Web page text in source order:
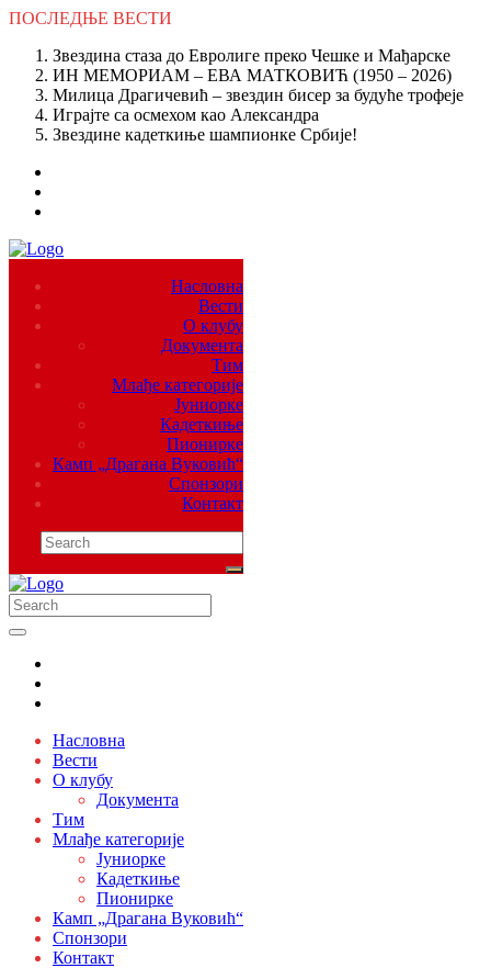
ПОСЛЕДЊЕ ВЕСТИ
Звездина стаза до Евролиге преко Чешке и Мађарске
ИН МЕМОРИАМ – ЕВА МАТКОВИЋ (1950 – 2026)
Милица Драгичевић – звездин бисер за будуће трофеје
Играјте са осмехом као Александра
Звездине кадеткиње шампионке Србије!
Насловна
Вести
О клубу
Документа
Тим
Млађе категорије
Јуниорке
Кадеткиње
Пионирке
Камп „Драгана Вуковић“
Спонзори
Контакт
Насловна
Вести
О клубу
Документа
Тим
Млађе категорије
Јуниорке
Кадеткиње
Пионирке
Камп „Драгана Вуковић“
Спонзори
Контакт